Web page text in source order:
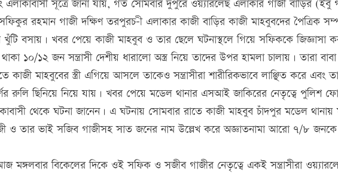
এলাকাবাসী সূত্রে জানা যায়, গত সোমবার দুপুরে ওয়্যারলেছ এলাকার গাজী বাড়ির (ইবু
রহমান গাজী দক্ষিণ তরপুরচ-ী এলাকার কাজী বাড়ির কাজী মাহবুবদের পৈত্রিক
বসায়। খবর পেয়ে কাজী মাহবুব ও তার ছেলে ঘটনাস্থলে গিয়ে সফিককে জিজ্ঞাসা
১০/১২ জন সন্ত্রাসী দেশীয় ধারালো অস্ত্র নিয়ে তাদের উপর হামলা চালায়। তারা
কাজী মাহবুবের স্ত্রী এগিয়ে আসলে তাকেও সন্ত্রাসীরা শারীরিকভাবে লাঞ্ছিত করে এবং
রুলি ছিনিয়ে নিয়ে যায়। খবর পেয়ে মডেল থানার এসআই জাকিরের নেতৃত্বে পুলিশ
থেকে ঘটনা জানেন। এ ঘটনায় সোমবার রাতে কাজী মাহবুব চাঁদপুর মডেল থানায়
ও তার ভাই সজিব গাজীসহ সাত জনের নাম উল্লেখ করে অজ্ঞাতনামা আরো ৭/৮
মঙ্গলবার বিকেলের দিকে ওই সফিক ও সজীব গাজীর নেতৃত্বে একই সন্ত্রাসীরা